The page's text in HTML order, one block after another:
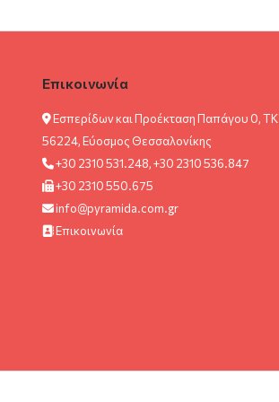
Επικοινωνία
Εσπερίδων και Προέκταση Παπάγου 0, ΤΚ
56224, Εύοσμος Θεσσαλονίκης
+30 2310 531.248, +30 2310 536.847
+30 2310 550.675
info@pyramida.com.gr
Επικοινωνία